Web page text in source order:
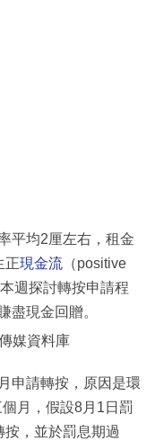
平均2厘左右，租金
正現金流 （positive
週探討轉按申請程
盡現金回贈。
傳媒資料庫
申請轉按，原因是環
月，假設8月1日罰
，並於罰息期過